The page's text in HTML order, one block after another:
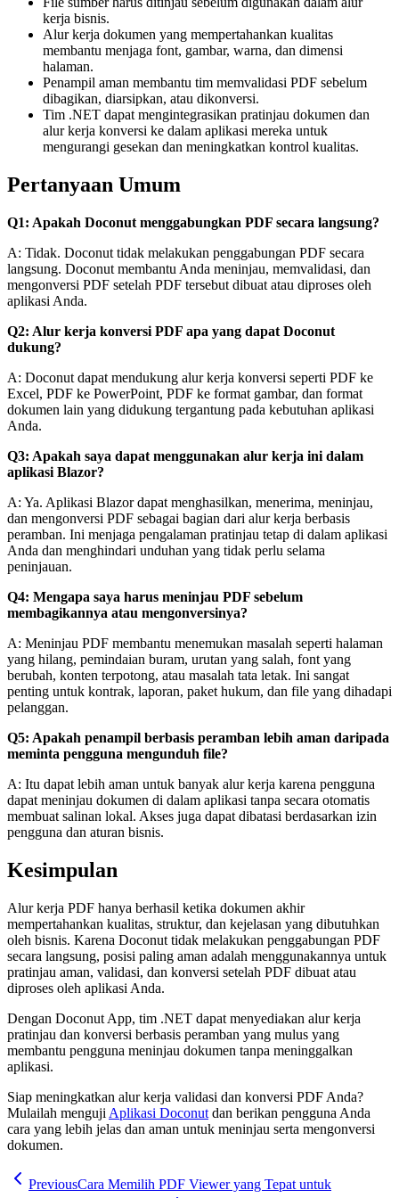
kerja bisnis.
Alur kerja dokumen yang mempertahankan kualitas
membantu menjaga font, gambar, warna, dan dimensi
halaman.
Penampil aman membantu tim memvalidasi PDF sebelum
dibagikan, diarsipkan, atau dikonversi.
Tim .NET dapat mengintegrasikan pratinjau dokumen dan
alur kerja konversi ke dalam aplikasi mereka untuk
mengurangi gesekan dan meningkatkan kontrol kualitas.
Pertanyaan Umum
Q1: Apakah Doconut menggabungkan PDF secara langsung?
A: Tidak. Doconut tidak melakukan penggabungan PDF secara
langsung. Doconut membantu Anda meninjau, memvalidasi, dan
mengonversi PDF setelah PDF tersebut dibuat atau diproses oleh
aplikasi Anda.
Q2: Alur kerja konversi PDF apa yang dapat Doconut
dukung?
A: Doconut dapat mendukung alur kerja konversi seperti PDF ke
Excel, PDF ke PowerPoint, PDF ke format gambar, dan format
dokumen lain yang didukung tergantung pada kebutuhan aplikasi
Anda.
Q3: Apakah saya dapat menggunakan alur kerja ini dalam
aplikasi Blazor?
A: Ya. Aplikasi Blazor dapat menghasilkan, menerima, meninjau,
dan mengonversi PDF sebagai bagian dari alur kerja berbasis
peramban. Ini menjaga pengalaman pratinjau tetap di dalam aplikasi
Anda dan menghindari unduhan yang tidak perlu selama
peninjauan.
Q4: Mengapa saya harus meninjau PDF sebelum
membagikannya atau mengonversinya?
A: Meninjau PDF membantu menemukan masalah seperti halaman
yang hilang, pemindaian buram, urutan yang salah, font yang
berubah, konten terpotong, atau masalah tata letak. Ini sangat
penting untuk kontrak, laporan, paket hukum, dan file yang dihadapi
pelanggan.
Q5: Apakah penampil berbasis peramban lebih aman daripada
meminta pengguna mengunduh file?
A: Itu dapat lebih aman untuk banyak alur kerja karena pengguna
dapat meninjau dokumen di dalam aplikasi tanpa secara otomatis
membuat salinan lokal. Akses juga dapat dibatasi berdasarkan izin
pengguna dan aturan bisnis.
Kesimpulan
Alur kerja PDF hanya berhasil ketika dokumen akhir
mempertahankan kualitas, struktur, dan kejelasan yang dibutuhkan
oleh bisnis. Karena Doconut tidak melakukan penggabungan PDF
secara langsung, posisi paling aman adalah menggunakannya untuk
pratinjau aman, validasi, dan konversi setelah PDF dibuat atau
diproses oleh aplikasi Anda.
Dengan Doconut App, tim .NET dapat menyediakan alur kerja
pratinjau dan konversi berbasis peramban yang mulus yang
membantu pengguna meninjau dokumen tanpa meninggalkan
aplikasi.
Siap meningkatkan alur kerja validasi dan konversi PDF Anda?
Mulailah menguji Aplikasi Doconut dan berikan pengguna Anda
cara yang lebih jelas dan aman untuk meninjau serta mengonversi
dokumen.
PreviousCara Memilih PDF Viewer yang Tepat untuk